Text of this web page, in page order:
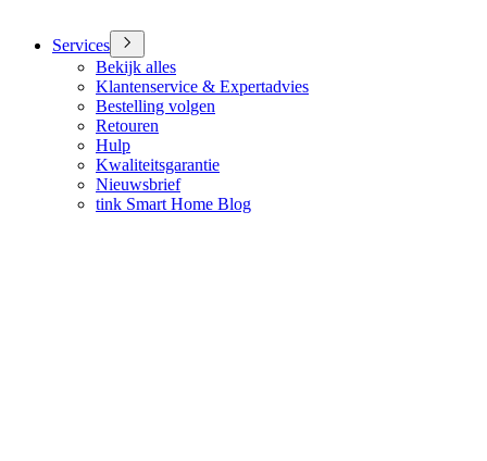
Services
Bekijk alles
Klantenservice & Expertadvies
Bestelling volgen
Retouren
Hulp
Kwaliteitsgarantie
Nieuwsbrief
tink Smart Home Blog